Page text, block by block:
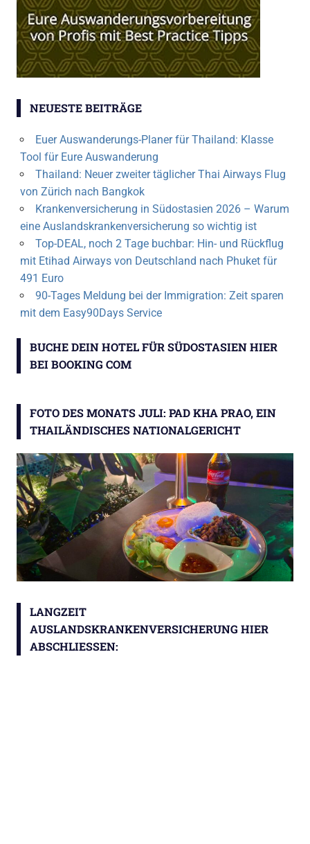
NEUESTE BEITRÄGE
Euer Auswanderungs-Planer für Thailand: Klasse
Tool für Eure Auswanderung
Thailand: Neuer zweiter täglicher Thai Airways Flug
von Zürich nach Bangkok
Krankenversicherung in Südostasien 2026 – Warum
eine Auslandskrankenversicherung so wichtig ist
Top-DEAL, noch 2 Tage buchbar: Hin- und Rückflug
mit Etihad Airways von Deutschland nach Phuket für
491 Euro
90-Tages Meldung bei der Immigration: Zeit sparen
mit dem Easy90Days Service
BUCHE DEIN HOTEL FÜR SÜDOSTASIEN HIER
BEI BOOKING COM
FOTO DES MONATS JULI: PAD KHA PRAO, EIN
THAILÄNDISCHES NATIONALGERICHT
LANGZEIT
AUSLANDSKRANKENVERSICHERUNG HIER
ABSCHLIESSEN: